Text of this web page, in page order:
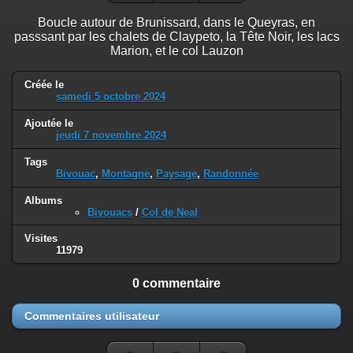
Boucle autour de Brunissard, dans le Queyras, en
passsant par les chalets de Claypeto, la Tête Noir, les lacs
Marion, et le col Lauzon
Créée le
samedi 5 octobre 2024
Ajoutée le
jeudi 7 novembre 2024
Tags
Bivouac, Montagne, Paysage, Randonnée
Albums
Bivouacs / Col de Neal
Visites
11979
0 commentaire
Commentaires utilisateur